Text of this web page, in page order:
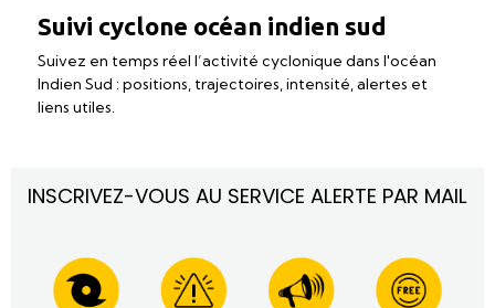
Suivi cyclone océan indien sud
Suivez en temps réel l’activité cyclonique dans l'océan
Indien Sud : positions, trajectoires, intensité, alertes et
liens utiles.
INSCRIVEZ-VOUS AU SERVICE ALERTE PAR MAIL